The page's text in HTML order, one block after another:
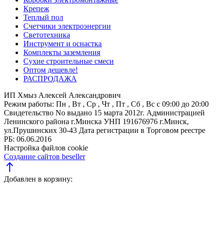
Крепеж
Теплый пол
Счетчики электроэнергии
Светотехника
Инструмент и оснастка
Комплекты заземления
Сухие строительные смеси
Оптом дешевле!
РАСПРОДАЖА
ИП Хмыз Алексей Александрович
Режим работы: Пн , Вт , Ср , Чт , Пт , Сб , Вс c 09:00 до 20:00
Свидетельство No выдано 15 марта 2012г. Администрацией
Ленинского района г.Минска УНП 191676976 г.Минск,
ул.Прушинских 30-43 Дата регистрации в Торговом реестре
РБ: 06.06.2016
Настройка файлов cookie
Создание сайтов beseller
north
Добавлен в корзину: